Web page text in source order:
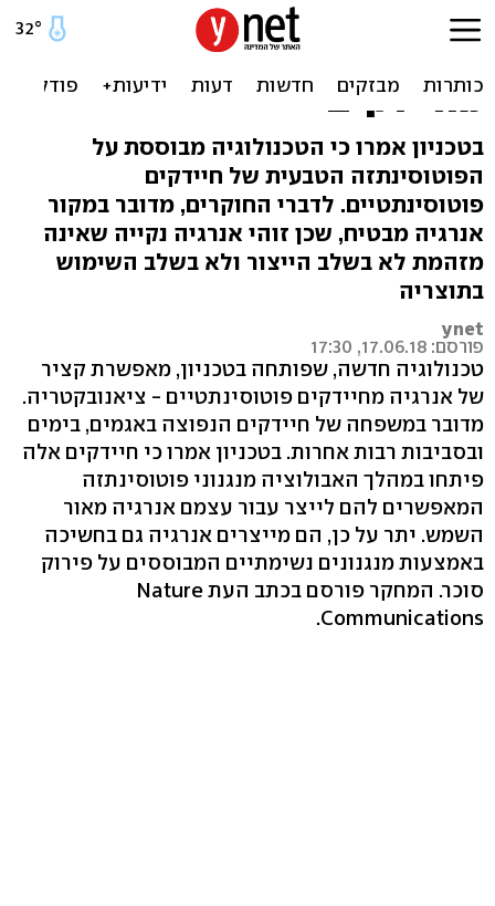
חוקרים בטכניון פיתחו
טכנולוגיה לייצור חשמל
מחיידקים
בטכניון אמרו כי הטכנולוגיה מבוססת על
הפוטוסינתזה הטבעית של חיידקים
פוטוסינתטיים. לדברי החוקרים, מדובר במקור
אנרגיה מבטיח, שכן זוהי אנרגיה נקייה שאינה
מזהמת לא בשלב הייצור ולא בשלב השימוש
בתוצריה
ynet
פורסם: 17.06.18, 17:30
טכנולוגיה חדשה, שפותחה בטכניון, מאפשרת קציר
של אנרגיה מחיידקים פוטוסינתטיים - ציאנובקטריה.
מדובר במשפחה של חיידקים הנפוצה באגמים, בימים
ובסביבות רבות אחרות. בטכניון אמרו כי חיידקים אלה
פיתחו במהלך האבולוציה מנגנוני פוטוסינתזה
המאפשרים להם לייצר עבור עצמם אנרגיה מאור
השמש. יתר על כן, הם מייצרים אנרגיה גם בחשיכה
באמצעות מנגנונים נשימתיים המבוססים על פירוק
סוכר. המחקר פורסם בכתב העת Nature
Communications.